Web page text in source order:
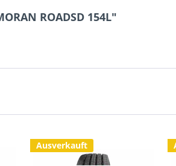
ROADSD 154L"
Ausverkauft